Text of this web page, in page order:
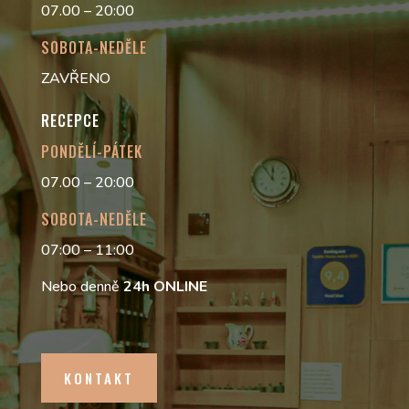
07.00 – 20:00
SOBOTA-NEDĚLE
ZAVŘENO
RECEPCE
PONDĚLÍ-PÁTEK
07.00 – 20:00
SOBOTA-NEDĚLE
07:00 – 11:00
Nebo denně24h ONLINE
KONTAKT